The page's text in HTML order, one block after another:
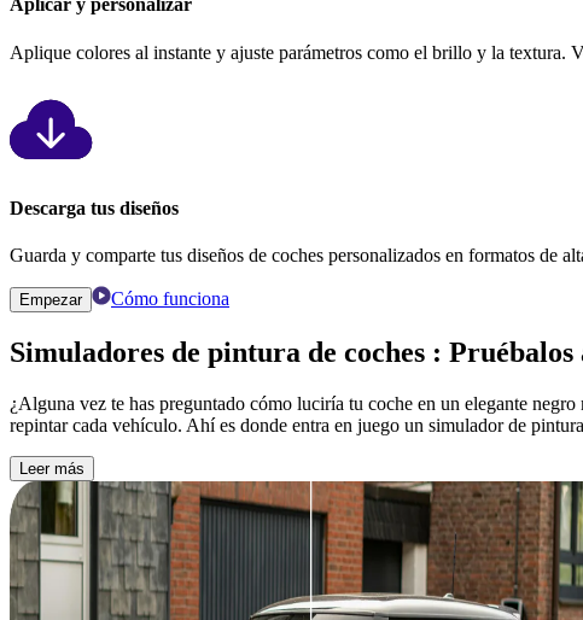
Aplicar y personalizar
Aplique colores al instante y ajuste parámetros como el brillo y la textura.
Descarga tus diseños
Guarda y comparte tus diseños de coches personalizados en formatos de
Empezar Cómo funciona
Simuladores de pintura de coches : Pruébalos
¿Alguna vez te has preguntado cómo luciría tu coche en un elegante
repintar cada vehículo. Ahí es donde entra en juego un simulador de
Leer más